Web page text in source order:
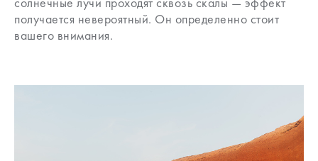
получается невероятный. Он определенно стоит
вашего внимания.